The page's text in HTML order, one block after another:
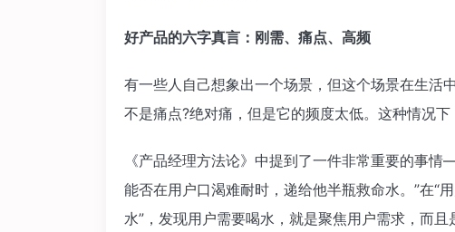
好产品的六字真言：刚需、痛点、高频
有一些人自己想象出一个场景，但这个场景在生活
不是痛点?绝对痛，但是它的频度太低。这种情况下
《产品经理方法论》中提到了一件非常重要的事
能否在用户口渴难耐时，递给他半瓶救命水。”在“
水”，发现用户需要喝水，就是聚焦用户需求，而且